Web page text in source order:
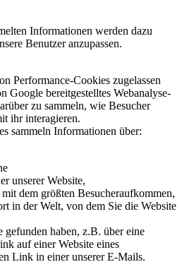
Informationen werden dazu
Benutzer anzupassen.
Performance-Cookies zugelassen
Google bereitgestelltes Webanalyse-
zu sammeln, wie Besucher
ihr interagieren.
sammeln Informationen über:
unserer Website,
dem größten Besucheraufkommen,
in der Welt, von dem Sie die Website
gefunden haben, z.B. über eine
auf einer Website eines
Link in einer unserer E-Mails.